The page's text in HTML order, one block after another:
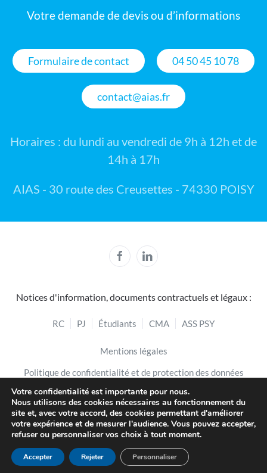
Votre demande de devis ou d’informations
Formulaire de contact 04 50 45 10 78
contact@aias.fr
Horaires : du lundi au vendredi de 9h à 12h et de
14h à 17h
AIAS - 30 route des Creusettes - 74330 POISY
Notices d'information, documents contractuels et légaux :
RC PJ Étudiants CMA ASS PSY
Mentions légales
Politique de confidentialité et de protection des données
Politique de cookies
Lexique FAQ Mode d'emploi de l'Espace Adhérent
Votre confidentialité est importante pour nous.
Nous utilisons des cookies nécessaires au fonctionnement du
site et, avec votre accord, des cookies permettant d'améliorer
votre expérience et de mesurer l'audience. Vous pouvez accepter,
refuser ou personnaliser vos choix à tout moment.
Accepter Rejeter Personnaliser